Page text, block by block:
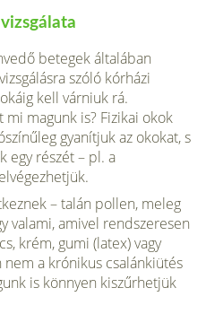
betegek általában
szóló kórházi
kell várniuk rá.
magunk is? Fizikai okok
gyanítjuk az okokat, s
egy részét – pl. a
– talán pollen, meleg
valami, amivel rendszeresen
krém, gumi (latex) vagy
nem a krónikus csalánkiütés
is könnyen kiszűrhetjük